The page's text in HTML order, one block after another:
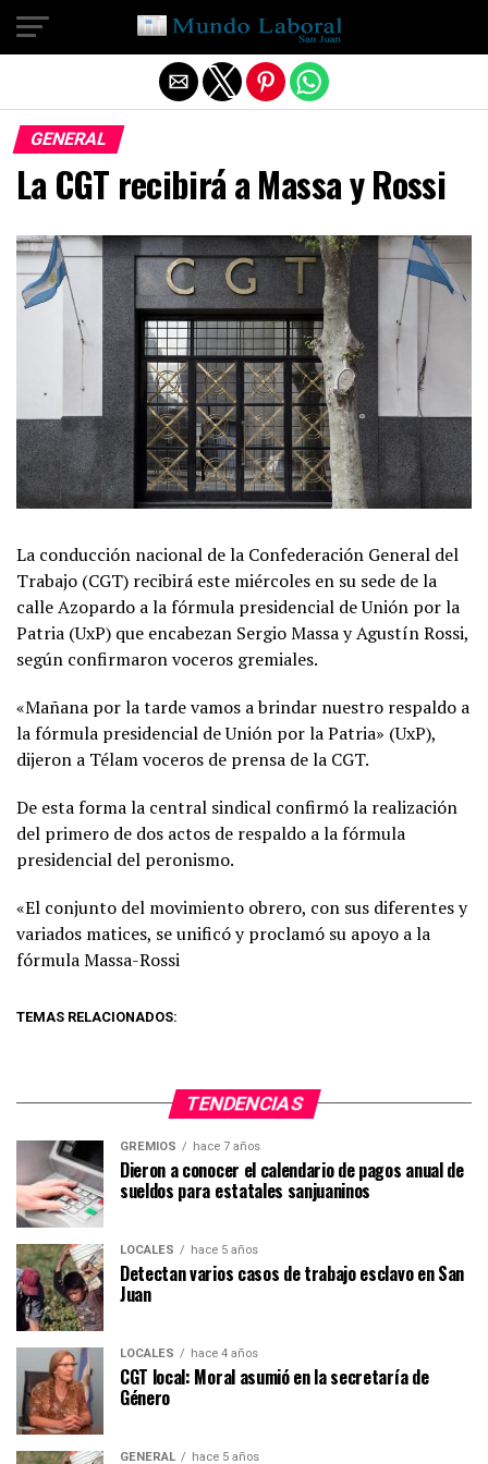
GENERAL
La CGT recibirá a Massa y Rossi
La conducción nacional de la Confederación General del
Trabajo (CGT) recibirá este miércoles en su sede de la
calle Azopardo a la fórmula presidencial de Unión por la
Patria (UxP) que encabezan Sergio Massa y Agustín Rossi,
según confirmaron voceros gremiales.
«Mañana por la tarde vamos a brindar nuestro respaldo a
la fórmula presidencial de Unión por la Patria» (UxP),
dijeron a Télam voceros de prensa de la CGT.
De esta forma la central sindical confirmó la realización
del primero de dos actos de respaldo a la fórmula
presidencial del peronismo.
«El conjunto del movimiento obrero, con sus diferentes y
variados matices, se unificó y proclamó su apoyo a la
fórmula Massa-Rossi
TEMAS RELACIONADOS:
TENDENCIAS
GREMIOS hace 7 años
Dieron a conocer el calendario de pagos anual de
sueldos para estatales sanjuaninos
LOCALES hace 5 años
Detectan varios casos de trabajo esclavo en San
Juan
LOCALES hace 4 años
CGT local: Moral asumió en la secretaría de
Género
GENERAL hace 5 años
Salir de la versión móvil